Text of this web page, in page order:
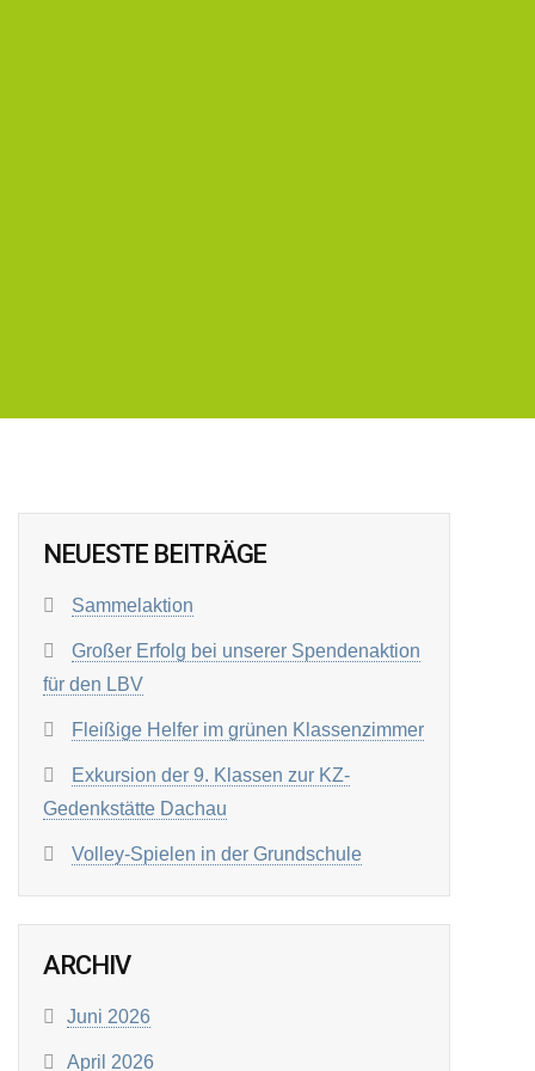
NEUESTE BEITRÄGE
Sammelaktion
Großer Erfolg bei unserer Spendenaktion
für den LBV
Fleißige Helfer im grünen Klassenzimmer
Exkursion der 9. Klassen zur KZ-
Gedenkstätte Dachau
Volley-Spielen in der Grundschule
ARCHIV
Juni 2026
April 2026